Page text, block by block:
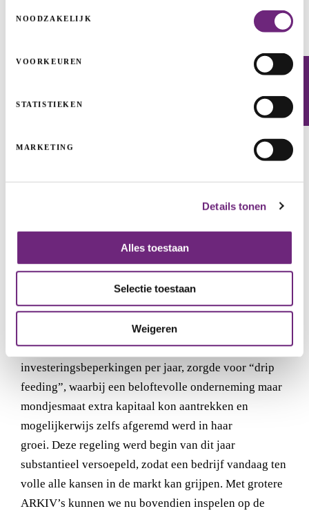
NOODZAKELIJK
VOORKEUREN
STATISTIEKEN
MARKETING
Details tonen
Alles toestaan
Selectie toestaan
Weigeren
Nieuwsbrief
Internationale groei heeft doorgaans een kapitaalnood
van 1,5 miljoen euro maakte veel mooie investeringen
Vlaamse groeiers vaak geen ander alternatief dan te
kiezen voor een internationale groep. Het optrekken
van het plafond, de mogelijkheid tot herbeleggen en
deze bijkomende kapitaalverhoging zijn onderdelen
van een duidelijke strategie om in te zetten op
Marc Wachsmuth, partner en mede-oprichter van
Capital-E verwelkomt het initiatief om opnieuw extra
middelen te voorzien in Arkimedes-Fonds II: “Dit laat
ARKimedes toe om grotere investeringen te doen in
ARKIV-fondsen, die dan op hun beurt grotere rondes
kunnen onderschrijven in start-ups en jonge
ondernemingen. De vroegere ARKimedesregeling, met
investeringsbeperkingen per jaar, zorgde voor “drip
feeding”, waarbij een beloftevolle onderneming maar
mondjesmaat extra kapitaal kon aantrekken en
mogelijkerwijs zelfs afgeremd werd in haar
groei. Deze regeling werd begin van dit jaar
substantieel versoepeld, zodat een bedrijf vandaag ten
volle alle kansen in de markt kan grijpen. Met grotere
ARKIV’s kunnen we nu bovendien inspelen op de